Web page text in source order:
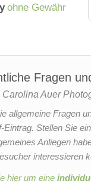
ohne Gewähr
Fragen
Carolina Auer
allgemeine Fragen
Stellen Sie
Anliegen
interessieren
hier um eine